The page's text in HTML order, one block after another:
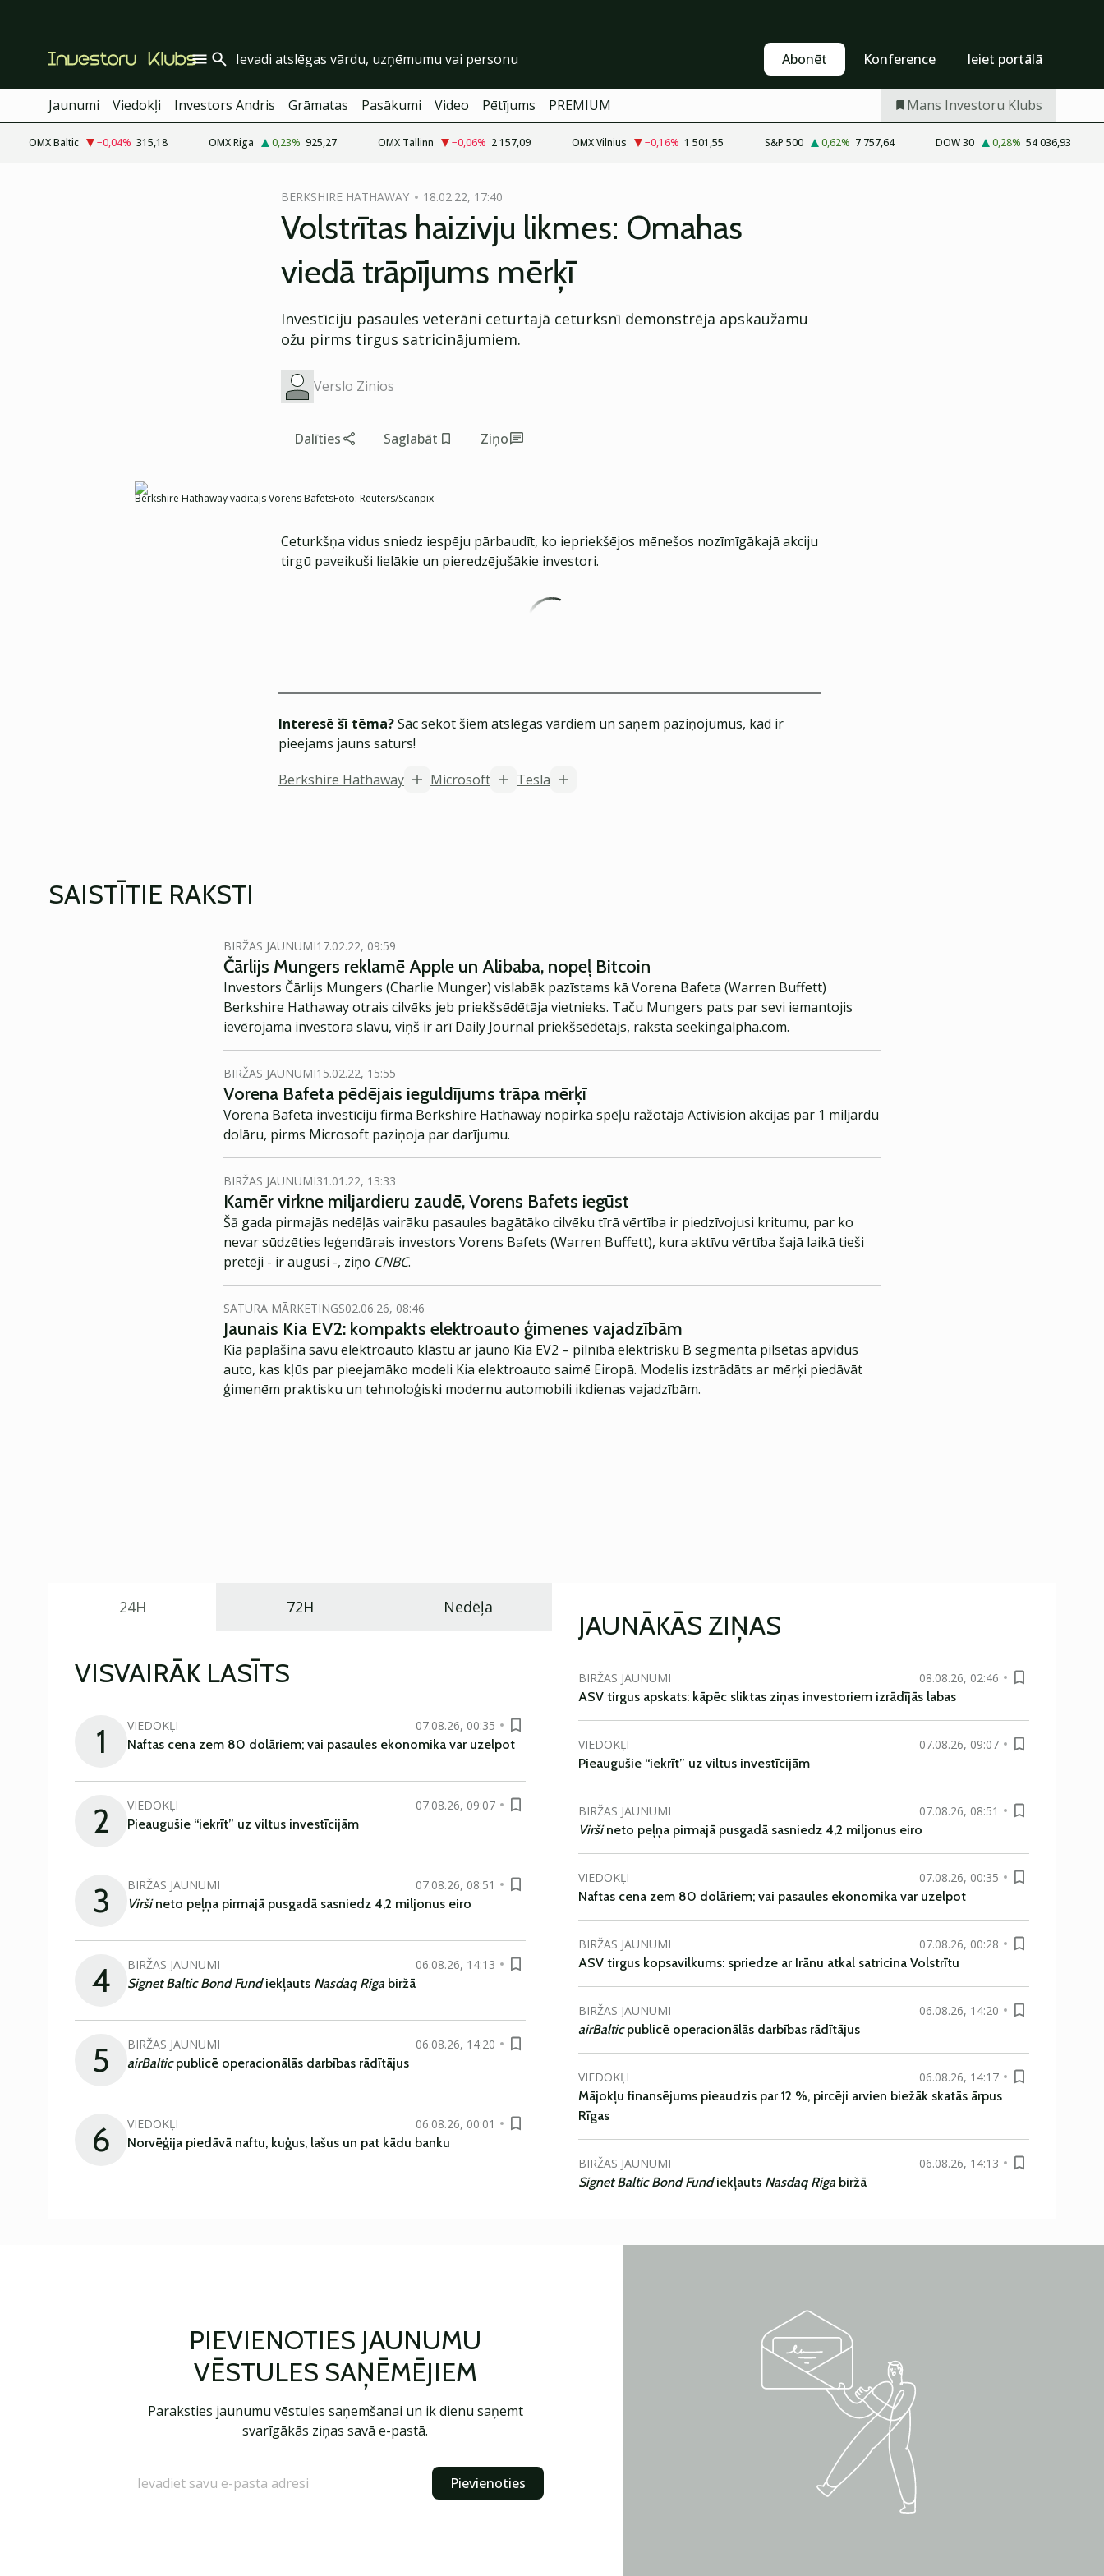
Abonēt Konference Ieiet portālā
Jaunumi Viedokļi Investors Andris Grāmatas Pasākumi Video Pētījums PREMIUM Mans Investoru Klubs
OMX Baltic −0,04% 315,18 OMX Riga 0,23% 925,27 OMX Tallinn −0,06% 2 157,09 OMX Vilnius −0,16% 1 501,55 S&P 500 0,62% 7 757,64 DOW 30 0,28% 54 036,93
BERKSHIRE HATHAWAY 18.02.22, 17:40
Volstrītas haizivju likmes: Omahas
viedā trāpījums mērķī
Investīciju pasaules veterāni ceturtajā ceturksnī demonstrēja apskaužamu
ožu pirms tirgus satricinājumiem.
Verslo Zinios
Dalīties Saglabāt Ziņo
Berkshire Hathaway vadītājs Vorens BafetsFoto: Reuters/Scanpix
Ceturkšņa vidus sniedz iespēju pārbaudīt, ko iepriekšējos mēnešos nozīmīgākajā akciju
tirgū paveikuši lielākie un pieredzējušākie investori.
Interesē šī tēma?Sāc sekot šiem atslēgas vārdiem un saņem paziņojumus, kad ir
pieejams jauns saturs!
Berkshire Hathaway
Microsoft Tesla
SAISTĪTIE RAKSTI
BIRŽAS JAUNUMI17.02.22, 09:59
Čārlijs Mungers reklamē Apple un Alibaba, nopeļ Bitcoin
Investors Čārlijs Mungers (Charlie Munger) vislabāk pazīstams kā Vorena Bafeta (Warren Buffett)
Berkshire Hathaway otrais cilvēks jeb priekšsēdētāja vietnieks. Taču Mungers pats par sevi iemantojis
ievērojama investora slavu, viņš ir arī Daily Journal priekšsēdētājs, raksta seekingalpha.com.
BIRŽAS JAUNUMI15.02.22, 15:55
Vorena Bafeta pēdējais ieguldījums trāpa mērķī
Vorena Bafeta investīciju firma Berkshire Hathaway nopirka spēļu ražotāja Activision akcijas par 1 miljardu
dolāru, pirms Microsoft paziņoja par darījumu.
BIRŽAS JAUNUMI31.01.22, 13:33
Kamēr virkne miljardieru zaudē, Vorens Bafets iegūst
Šā gada pirmajās nedēļās vairāku pasaules bagātāko cilvēku tīrā vērtība ir piedzīvojusi kritumu, par ko
nevar sūdzēties leģendārais investors Vorens Bafets (Warren Buffett), kura aktīvu vērtība šajā laikā tieši
pretēji - ir augusi -, ziņo CNBC.
SATURA MĀRKETINGS02.06.26, 08:46
Jaunais Kia EV2: kompakts elektroauto ģimenes vajadzībām
Kia paplašina savu elektroauto klāstu ar jauno Kia EV2 – pilnībā elektrisku B segmenta pilsētas apvidus
auto, kas kļūs par pieejamāko modeli Kia elektroauto saimē Eiropā. Modelis izstrādāts ar mērķi piedāvāt
ģimenēm praktisku un tehnoloģiski modernu automobili ikdienas vajadzībām.
24H 72H Nedēļa
VISVAIRĀK LASĪTS
1 VIEDOKĻI
07.08.26, 00:35
Naftas cena zem 80 dolāriem; vai pasaules ekonomika var uzelpot
2 VIEDOKĻI
07.08.26, 09:07
Pieaugušie “iekrīt” uz viltus investīcijām
3 BIRŽAS JAUNUMI
07.08.26, 08:51
Viršineto peļņa pirmajā pusgadā sasniedz 4,2 miljonus eiro
4 BIRŽAS JAUNUMI
06.08.26, 14:13
Signet Baltic Bond Fundiekļauts Nasdaq Riga biržā
5 BIRŽAS JAUNUMI
06.08.26, 14:20
airBalticpublicē operacionālās darbības rādītājus
6 VIEDOKĻI
06.08.26, 00:01
Norvēģija piedāvā naftu, kuģus, lašus un pat kādu banku
JAUNĀKĀS ZIŅAS
BIRŽAS JAUNUMI
08.08.26, 02:46
ASV tirgus apskats: kāpēc sliktas ziņas investoriem izrādījās labas
VIEDOKĻI
07.08.26, 09:07
Pieaugušie “iekrīt” uz viltus investīcijām
BIRŽAS JAUNUMI
07.08.26, 08:51
Viršineto peļņa pirmajā pusgadā sasniedz 4,2 miljonus eiro
VIEDOKĻI
07.08.26, 00:35
Naftas cena zem 80 dolāriem; vai pasaules ekonomika var uzelpot
BIRŽAS JAUNUMI
07.08.26, 00:28
ASV tirgus kopsavilkums: spriedze ar Irānu atkal satricina Volstrītu
BIRŽAS JAUNUMI
06.08.26, 14:20
airBalticpublicē operacionālās darbības rādītājus
VIEDOKĻI
06.08.26, 14:17
Mājokļu finansējums pieaudzis par 12 %, pircēji arvien biežāk skatās ārpus
Rīgas
BIRŽAS JAUNUMI
06.08.26, 14:13
Signet Baltic Bond Fundiekļauts Nasdaq Riga biržā
PIEVIENOTIES JAUNUMU
VĒSTULES SAŅĒMĒJIEM
Paraksties jaunumu vēstules saņemšanai un ik dienu saņemt
svarīgākās ziņas savā e-pastā.
Pievienoties